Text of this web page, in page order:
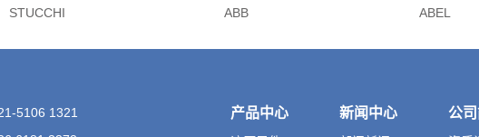
STUCCHI ABB ABEL
5106 1321
产品中心 新闻中心 公